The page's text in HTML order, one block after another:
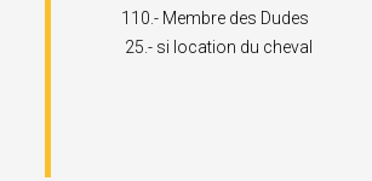
110.- Membre des Dudes
25.- si location du cheval